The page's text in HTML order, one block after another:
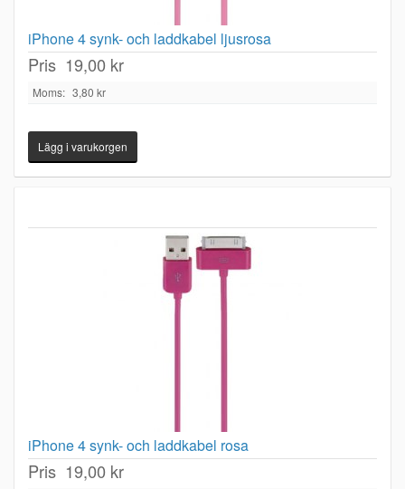
iPhone 4 synk- och laddkabel ljusrosa
Pris 19,00 kr
Moms: 3,80 kr
iPhone 4 synk- och laddkabel rosa
Pris 19,00 kr